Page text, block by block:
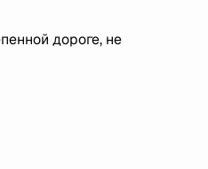
дороге, не